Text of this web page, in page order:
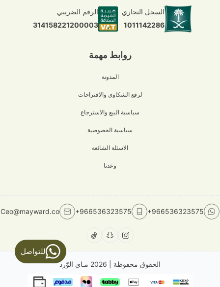
روابط مهمة
المدونة
لرفع الشكاوي والاقتراحات
سياسية البيع والاسترجاع
سياسية الخصوصية
الاسئلة الشائعة
وعدنا
السجل التجاري
1011142286
الرقم الضريبي
314158221200003
+966536323575
+966536323575
Ceo@mayward.co
الحقوق محفوظة | 2026 مـاي الوّرد
للتواصل